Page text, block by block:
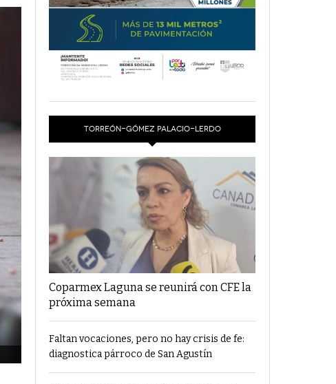
TORREÓN-GÓMEZ PALACIO-LERDO
Coparmex Laguna se reunirá con CFE la
próxima semana
Faltan vocaciones, pero no hay crisis de fe:
diagnostica párroco de San Agustín